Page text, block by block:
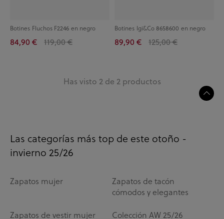
Botines Fluchos F2246 en negro
84,90 € 119,00 €
Botines Igi&Co 8658600 en negro
89,90 € 125,00 €
Has visto 2 de 2 productos
Las categorías más top de este otoño -
invierno 25/26
Zapatos mujer
Zapatos de tacón
cómodos y elegantes
Zapatos de vestir mujer Colección AW 25/26